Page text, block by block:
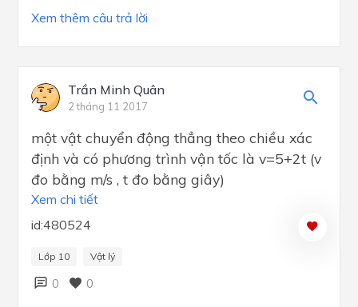
Xem thêm câu trả lời
Trần Minh Quân
2 tháng 11 2017
một vật chuyển động thẳng theo chiều xác
định và có phương trình vận tốc là v=5+2t (v
đo bằng m/s , t đo bằng giây)
Xem chi tiết
id:480524
Lớp 10 Vật lý
0 0